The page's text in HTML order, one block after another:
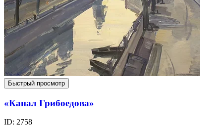
Быстрый просмотр
«Канал Грибоедова»
ID: 2758